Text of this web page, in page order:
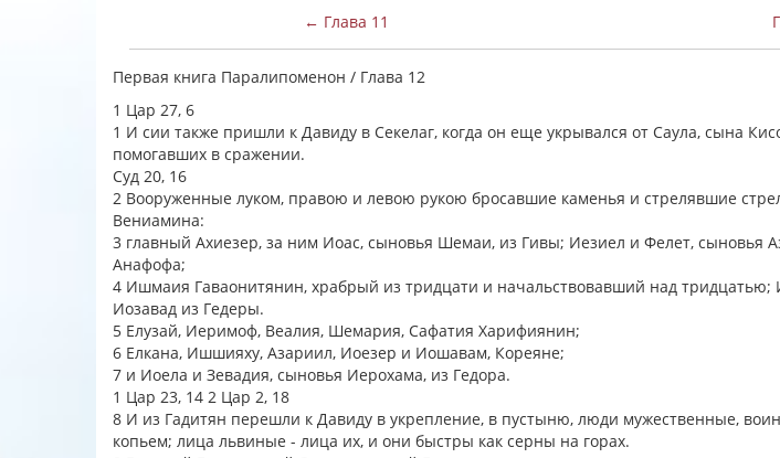
← Глава 11
Первая книга Паралипоменон / Глава 12
1 Цар 27, 6
1 И сии также пришли к Давиду в Секелаг, когда он еще укрывался от Саула, сына
помогавших в сражении.
Суд 20, 16
2 Вооруженные луком, правою и левою рукою бросавшие каменья и стрелявшие
Вениамина:
3 главный Ахиезер, за ним Иоас, сыновья Шемаи, из Гивы; Иезиел и Фелет, сыновья
Анафофа;
4 Ишмаия Гаваонитянин, храбрый из тридцати и начальствовавший над
Иозавад из Гедеры.
5 Елузай, Иеримоф, Веалия, Шемария, Сафатия Харифиянин;
6 Елкана, Ишшияху, Азариил, Иоезер и Иошавам, Кореяне;
7 и Иоела и Зевадия, сыновья Иерохама, из Гедора.
1 Цар 23, 14 2 Цар 2, 18
8 И из Гадитян перешли к Давиду в укрепление, в пустыню, люди мужественные,
копьем; лица львиные - лица их, и они быстры как серны на горах.